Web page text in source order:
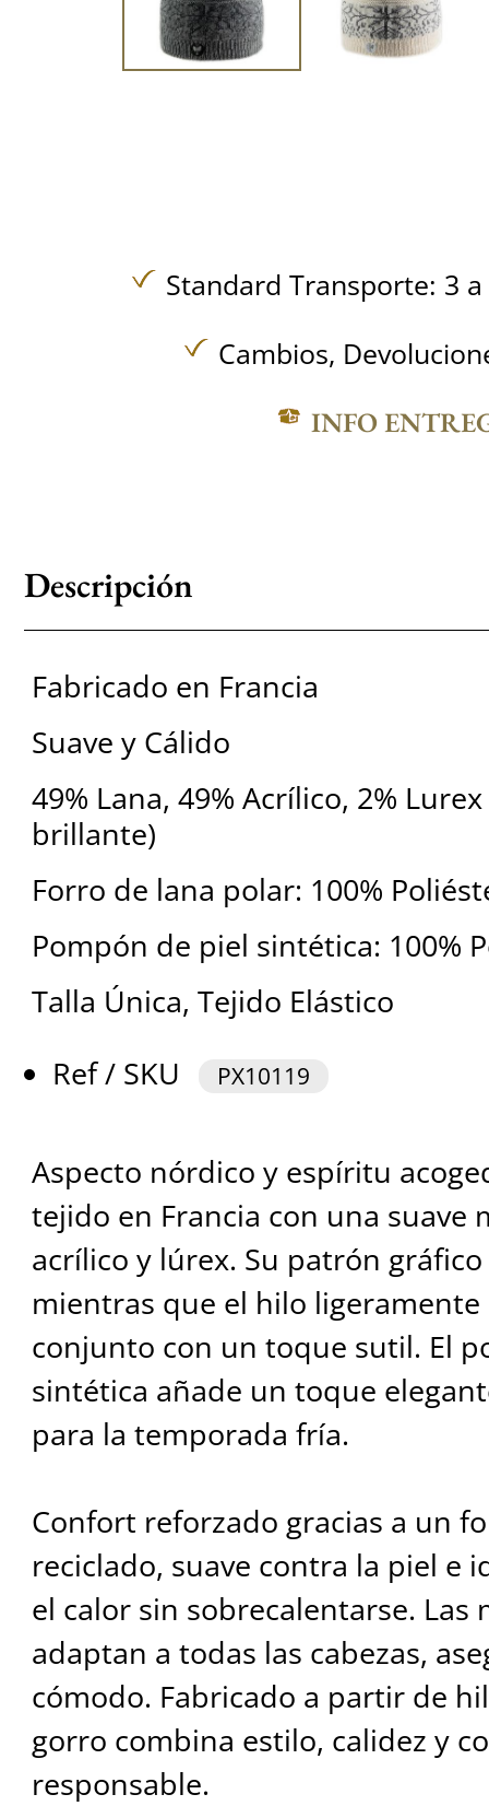
Standard Transporte: 3
Cambios,
INFO
Descripción
Fabricado en Francia
Suave y Cálido
49% Lana, 49% Acrílico, 2%
brillante)
Forro de lana polar: 100%
Pompón de piel sintética: 100%
Talla Única, Tejido Elástico
Ref / SKU
PX10119
Aspecto nórdico y espíritu
tejido en Francia con una suave
acrílico y lúrex. Su patrón
mientras que el hilo
conjunto con un toque sutil. El
sintética añade un toque
para la temporada fría.
Confort reforzado gracias a un
reciclado, suave contra la piel e
el calor sin sobrecalentarse. Las
adaptan a todas las cabezas,
cómodo. Fabricado a partir de
gorro combina estilo, calidez y
responsable.